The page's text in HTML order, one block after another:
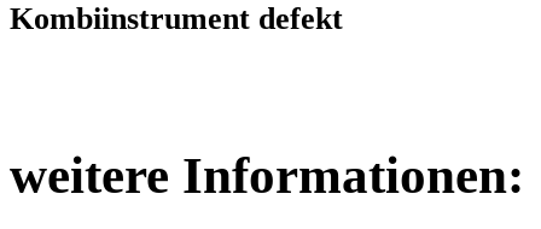
Kombiinstrument defekt
weitere Informationen: